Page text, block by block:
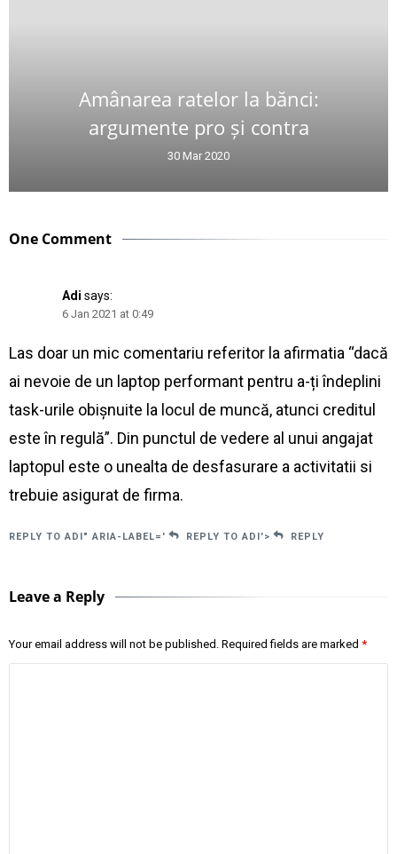
Amânarea ratelor la bănci:
argumente pro și contra
30 Mar 2020
One Comment
Adi says:
6 Jan 2021 at 0:49
Las doar un mic comentariu referitor la afirmatia “dacă
ai nevoie de un laptop performant pentru a-ți îndeplini
task-urile obișnuite la locul de muncă, atunci creditul
este în regulă”. Din punctul de vedere al unui angajat
laptopul este o unealta de desfasurare a activitatii si
trebuie asigurat de firma.
REPLY TO ADI" ARIA-LABEL=' REPLY TO ADI'> REPLY
Leave a Reply
Your email address will not be published. Required fields are marked *